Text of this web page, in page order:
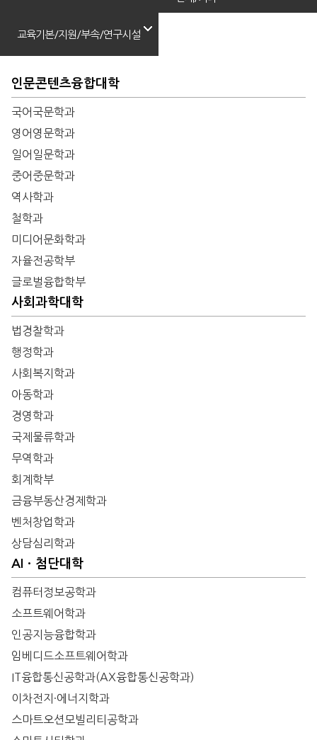
인문콘텐츠융합대학
국어국문학과
영어영문학과
일어일문학과
중어중문학과
역사학과
철학과
미디어문화학과
자율전공학부
글로벌융합학부
사회과학대학
법경찰학과
행정학과
사회복지학과
아동학과
경영학과
국제물류학과
무역학과
회계학부
금융부동산경제학과
벤처창업학과
상담심리학과
AIㆍ첨단대학
컴퓨터정보공학과
소프트웨어학과
인공지능융합학과
임베디드소프트웨어학과
IT융합통신공학과(AX융합통신공학과)
이차전지·에너지학과
스마트오션모빌리티공학과
교육기본/지원/부속/연구시설